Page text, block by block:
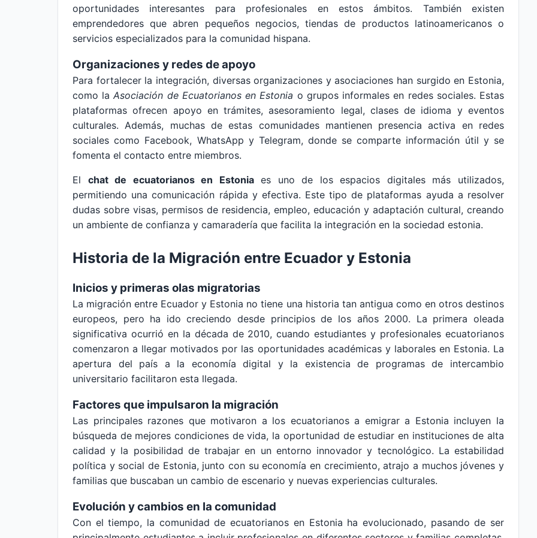
oportunidades interesantes para profesionales en estos ámbitos. También existen
emprendedores que abren pequeños negocios, tiendas de productos latinoamericanos o
servicios especializados para la comunidad hispana.
Organizaciones y redes de apoyo
Para fortalecer la integración, diversas organizaciones y asociaciones han surgido en Estonia,
como laAsociación de Ecuatorianos en Estonia o grupos informales en redes sociales. Estas
plataformas ofrecen apoyo en trámites, asesoramiento legal, clases de idioma y eventos
culturales. Además, muchas de estas comunidades mantienen presencia activa en redes
sociales como Facebook, WhatsApp y Telegram, donde se comparte información útil y se
fomenta el contacto entre miembros.
El chat de ecuatorianos en Estoniaes uno de los espacios digitales más utilizados,
permitiendo una comunicación rápida y efectiva. Este tipo de plataformas ayuda a resolver
dudas sobre visas, permisos de residencia, empleo, educación y adaptación cultural, creando
un ambiente de confianza y camaradería que facilita la integración en la sociedad estonia.
Historia de la Migración entre Ecuador y Estonia
Inicios y primeras olas migratorias
La migración entre Ecuador y Estonia no tiene una historia tan antigua como en otros destinos
europeos, pero ha ido creciendo desde principios de los años 2000. La primera oleada
significativa ocurrió en la década de 2010, cuando estudiantes y profesionales ecuatorianos
comenzaron a llegar motivados por las oportunidades académicas y laborales en Estonia. La
apertura del país a la economía digital y la existencia de programas de intercambio
universitario facilitaron esta llegada.
Factores que impulsaron la migración
Las principales razones que motivaron a los ecuatorianos a emigrar a Estonia incluyen la
búsqueda de mejores condiciones de vida, la oportunidad de estudiar en instituciones de alta
calidad y la posibilidad de trabajar en un entorno innovador y tecnológico. La estabilidad
política y social de Estonia, junto con su economía en crecimiento, atrajo a muchos jóvenes y
familias que buscaban un cambio de escenario y nuevas experiencias culturales.
Evolución y cambios en la comunidad
Con el tiempo, la comunidad de ecuatorianos en Estonia ha evolucionado, pasando de ser